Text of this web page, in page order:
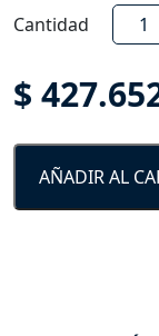
Cantidad
de
SF91
$
AÑADIR AL